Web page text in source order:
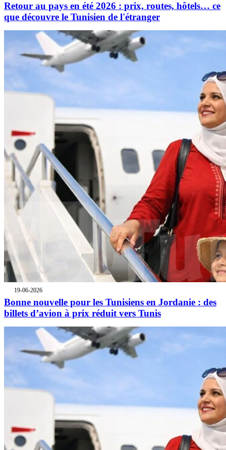
Retour au pays en été 2026 : prix, routes, hôtels… ce
que découvre le Tunisien de l'étranger
19-06-2026
Bonne nouvelle pour les Tunisiens en Jordanie : des
billets d’avion à prix réduit vers Tunis